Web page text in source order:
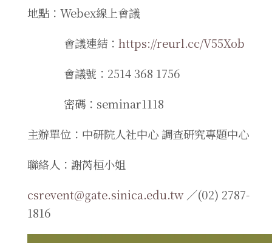
地點：Webex線上會議
會議連結： https://reurl.cc/V55Xob
會議號：2514 368 1756
密碼：seminar1118
主辦單位：中研院人社中心 調查研究專題中心
聯絡人：謝芮桓小姐
csrevent@gate.sinica.edu.tw／(02) 2787-
1816